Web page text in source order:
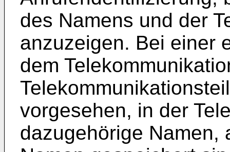
des Namens und der
anzuzeigen. Bei einer
dem
vorgesehen, in der
dazugehörige Namen,